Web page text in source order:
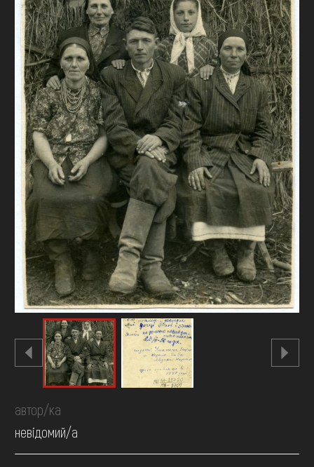
ОНЛАЙН-КРАМНИЦЯ
ПІДТРИМАТИ
автор/ка
невідомий/а